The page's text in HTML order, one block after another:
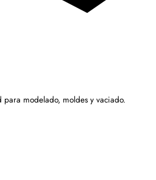
para modelado, moldes y vaciado.